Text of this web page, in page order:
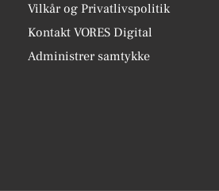
Vilkår og Privatlivspolitik
Kontakt VORES Digital
Administrer samtykke